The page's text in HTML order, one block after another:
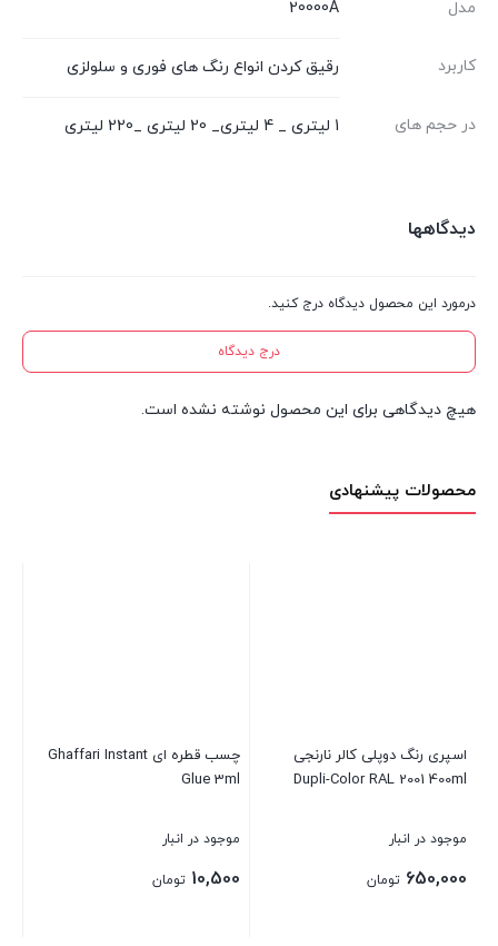
مدل 20000A
کاربرد رقیق کردن انواع رنگ های فوری و سلولزی
در حجم های 1 لیتری _ 4 لیتری_ 20 لیتری _220 لیتری
دیدگاهها
درمورد این محصول دیدگاه درج کنید.
درج دیدگاه
هیچ دیدگاهی برای این محصول نوشته نشده است.
محصولات پیشنهادی
اسپری رنگ دوپلی کالر نارنجی
Dupli-Color RAL 2001 400ml
موجود در انبار
650,000 تومان
چسب قطره ای Ghaffari Instant
Glue 3ml
موجود در انبار
10,500 تومان